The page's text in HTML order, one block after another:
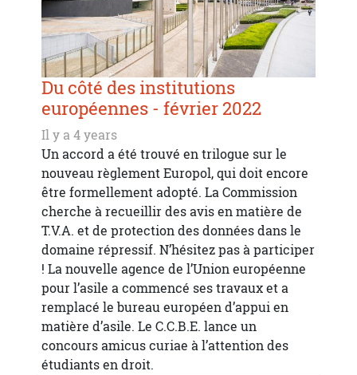
Du côté des institutions
européennes - février 2022
Il y a 4 years
Un accord a été trouvé en trilogue sur le
nouveau règlement Europol, qui doit encore
être formellement adopté. La Commission
cherche à recueillir des avis en matière de
T.V.A. et de protection des données dans le
domaine répressif. N’hésitez pas à participer
! La nouvelle agence de l’Union européenne
pour l’asile a commencé ses travaux et a
remplacé le bureau européen d’appui en
matière d’asile. Le C.C.B.E. lance un
concours amicus curiae à l’attention des
étudiants en droit.